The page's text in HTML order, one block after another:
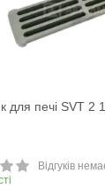
для печі SVT 2
Відгуків